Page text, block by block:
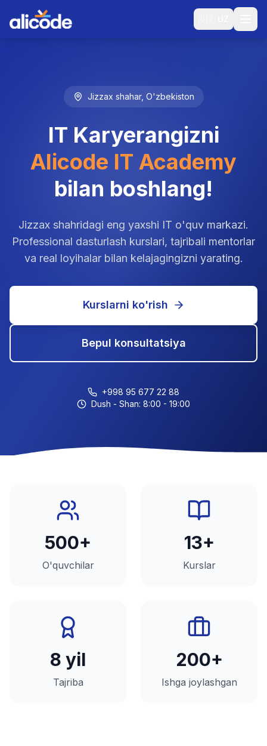
Jizzax shahar, O'zbekiston
IT Karyerangizni
Alicode IT Academy
bilan boshlang!
Jizzax shahridagi eng yaxshi IT o'quv markazi.
Professional dasturlash kurslari, tajribali mentorlar
va real loyihalar bilan kelajagingizni yarating.
Kurslarni ko'rish
Bepul konsultatsiya
+998 95 677 22 88
Dush - Shan: 8:00 - 19:00
500+
O'quvchilar
13+
Kurslar
8 yil
Tajriba
200+
Ishga joylashgan